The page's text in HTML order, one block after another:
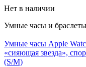
Нет в наличии
Умные часы и браслеты
Умные часы Apple
«сияющая звезда»,
(S/M)